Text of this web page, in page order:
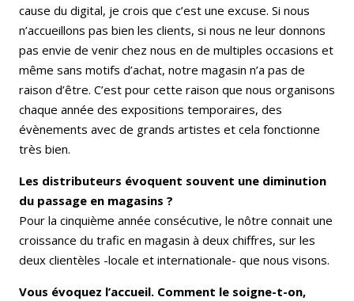
cause du digital, je crois que c’est une excuse. Si nous
n’accueillons pas bien les clients, si nous ne leur donnons
pas envie de venir chez nous en de multiples occasions et
même sans motifs d’achat, notre magasin n’a pas de
raison d’être. C’est pour cette raison que nous organisons
chaque année des expositions temporaires, des
évènements avec de grands artistes et cela fonctionne
très bien.
Les distributeurs évoquent souvent une diminution
du passage en magasins ?
Pour la cinquième année consécutive, le nôtre connait une
croissance du trafic en magasin à deux chiffres, sur les
deux clientèles -locale et internationale- que nous visons.
Vous évoquez l’accueil. Comment le soigne-t-on,